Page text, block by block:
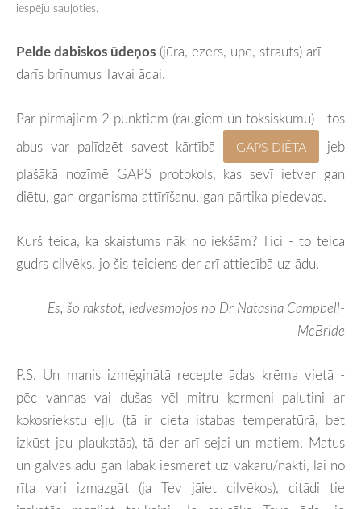
iespēju sauļoties.
Pelde dabiskos ūdeņos (jūra, ezers, upe, strauts) arī
darīs brīnumus Tavai ādai.
Par pirmajiem 2 punktiem (raugiem un toksiskumu) - tos
abus var palīdzēt savest kārtībā
GAPS DIĒTA
jeb
plašākā nozīmē GAPS protokols, kas sevī ietver gan
diētu, gan organisma attīrīšanu, gan pārtika piedevas.
Kurš teica, ka skaistums nāk no iekšām? Tici - to teica
gudrs cilvēks, jo šis teiciens der arī attiecībā uz ādu.
Es, šo rakstot, iedvesmojos no Dr Natasha Campbell-
McBride
P.S. Un manis izmēģinātā recepte ādas krēma vietā -
pēc vannas vai dušas vēl mitru ķermeni palutini ar
kokosriekstu eļļu (tā ir cieta istabas temperatūrā, bet
izkūst jau plaukstās), tā der arī sejai un matiem. Matus
un galvas ādu gan labāk iesmērēt uz vakaru/nakti, lai no
rīta vari izmazgāt (ja Tev jāiet cilvēkos), citādi tie